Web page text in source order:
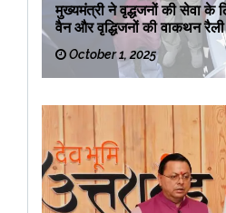
मुख्यमंत्री ने वृद्धजनों की सेवा के
वैन और वृद्धिजनों की वाकथन
रवाना किया
October 1, 2025